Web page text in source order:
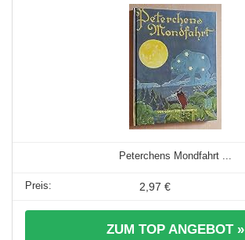
Peterchens Mondfahrt ...
2,97 €
ZUM TOP ANGEBOT »